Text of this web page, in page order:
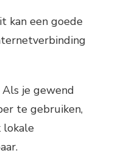
kan een goede
Als je gewend
te gebruiken,
lokale